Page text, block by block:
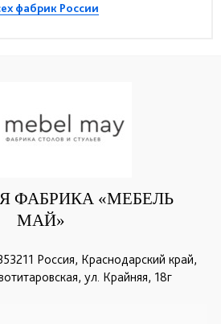
фабрик России
ФАБРИКА «МЕБЕЛЬ
МАЙ»
Россия, Краснодарский край,
ул. Крайняя, 18г